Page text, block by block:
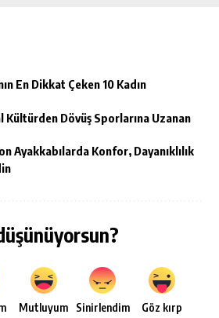
En Dikkat Çeken 10 Kadın
Dövüş Sporlarına Uzanan
Ayakkabılarda Konfor, Dayanıklılık
Mutluyum Sinirlendim Göz kırp